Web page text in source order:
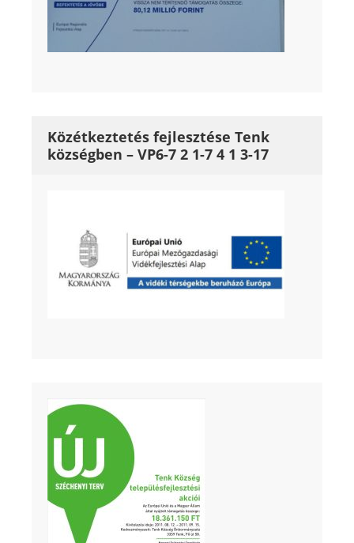
Közétkeztetés fejlesztése Tenk
községben – VP6-7 2 1-7 4 1 3-17